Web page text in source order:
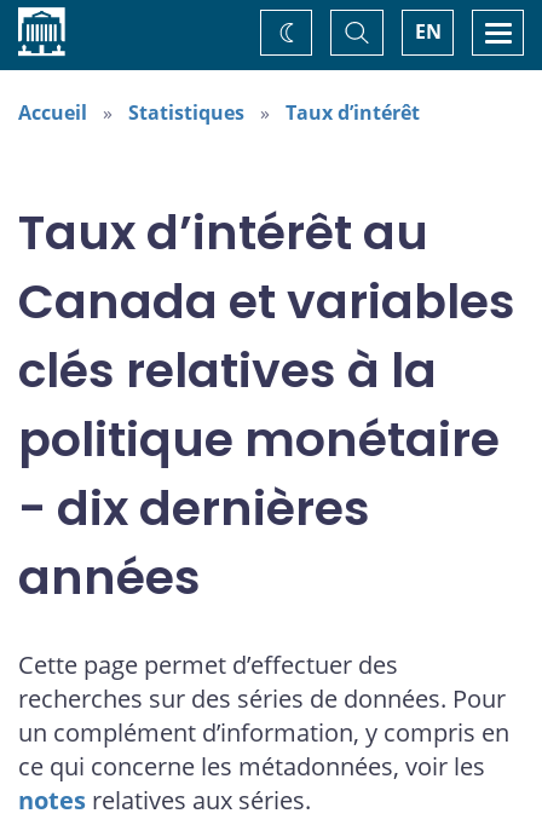
Accueil EN
Basculer
la
recherche
Changez
de
thème
Accueil Statistiques Taux d’intérêt
Taux d’intérêt au
Canada et variables
clés relatives à la
politique monétaire
- dix dernières
années
Cette page permet d’effectuer des
recherches sur des séries de données. Pour
un complément d’information, y compris en
ce qui concerne les métadonnées, voir les
notes relatives aux séries.